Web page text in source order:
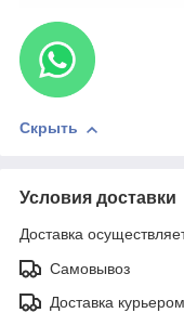
Скрыть
Условия доставки
Доставка
Самовывоз
Доставка